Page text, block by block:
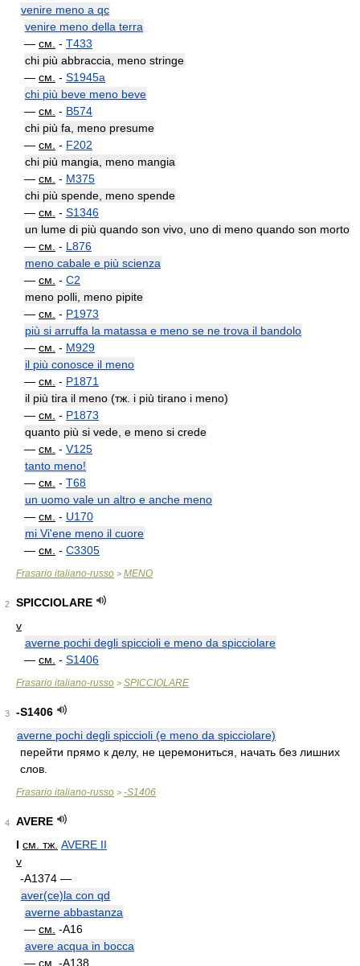
venire meno a qc
venire meno della terra
— см. - T433
chi più abbraccia, meno stringe
— см. - S1945a
chi più beve meno beve
— см. - B574
chi più fa, meno presume
— см. - F202
chi più mangia, meno mangia
— см. - M375
chi più spende, meno spende
— см. - S1346
un lume di più quando son vivo, uno di meno quando son morto
— см. - L876
meno cabale e più scienza
— см. - C2
meno polli, meno pipite
— см. - P1973
più si arruffa la matassa e meno se ne trova il bandolo
— см. - M929
il più conosce il meno
— см. - P1871
il più tira il meno (тж. i più tirano i meno)
— см. - P1873
quanto più si vede, e meno si crede
— см. - V125
tanto meno!
— см. - T68
un uomo vale un altro e anche meno
— см. - U170
mi Vi'ene meno il cuore
— см. - C3305
Frasario italiano-russo > MENO
2
SPICCIOLARE
v
averne pochi degli spiccioli e meno da spicciolare
— см. - S1406
Frasario italiano-russo > SPICCIOLARE
3
-S1406
averne pochi degli spiccioli (e meno da spicciolare)
перейти прямо к делу, не церемониться, начать без лишних
слов.
Frasario italiano-russo > -S1406
4
AVERE
I см. тж. AVERE II
v
-A1374 —
aver(ce)la con qd
averne abbastanza
— см. -A16
avere acqua in bocca
— см. -A138